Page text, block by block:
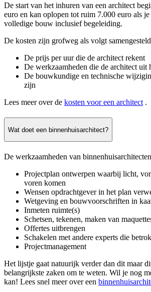
De start van het inhuren van een architect
euro en kan oplopen tot ruim 7.000 euro als je
volledige bouw inclusief begeleiding.
De kosten zijn grofweg als volgt
De prijs per uur die de architect rekent
De werkzaamheden die de architect uit
De bouwkundige en technische
zijn
Lees meer over de kosten voor een architect .
Wat doet een binnenhuisarchitect?
De werkzaamheden van
Projectplan ontwerpen waarbij licht,
voren komen
Wensen opdrachtgever in het plan
Wetgeving en bouwvoorschriften in
Inmeten ruimte(s)
Schetsen, tekenen, maken van
Offertes uitbrengen
Schakelen met andere experts die
Projectmanagement
Het lijstje gaat natuurijk verder dan dit maar
belangrijkste zaken om te weten. Wil je nog
kan! Lees snel meer over een